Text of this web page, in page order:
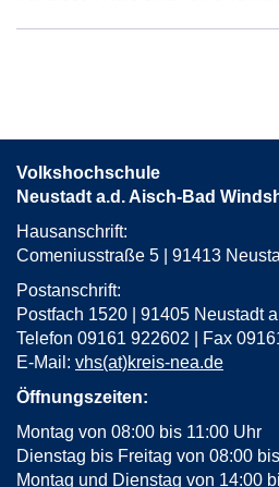
in
Volkshochschule
Neustadt a.d. Aisch-Bad
Hausanschrift:
Comeniusstraße 5 | 91413
Postanschrift:
Postfach 1520 | 91405 Neustadt
Telefon 09161 922602 | Fax
E-Mail: vhs(at)kreis-nea.de
Öffnungszeiten:
Montag von 08:00 bis 11:00 Uhr
Dienstag bis Freitag von 08:00
Montag und Dienstag von 14:00